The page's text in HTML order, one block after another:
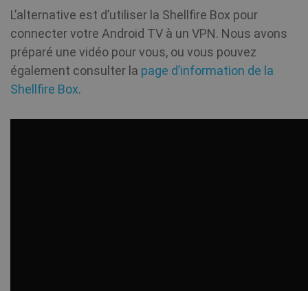
L’alternative est d’utiliser la Shellfire Box pour
connecter votre Android TV à un VPN. Nous avons
préparé une vidéo pour vous, ou vous pouvez
également consulter la page d’information de la
Shellfire Box.